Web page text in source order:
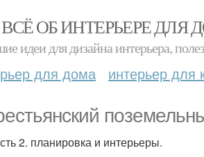
ВСЁ ОБ ИНТЕРЬЕРЕ ДЛЯ
идеи для дизайна интерьера,
для дома интерьер для
2. планировка и интерьеры.